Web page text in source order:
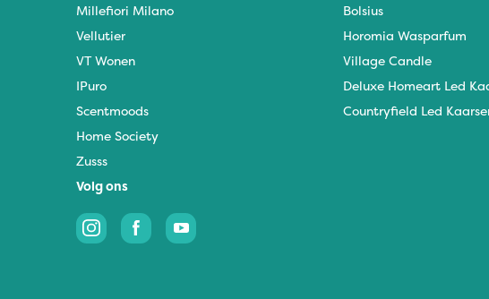
Millefiori Milano
Vellutier
VT Wonen
IPuro
Scentmoods
Home Society
Zusss
Bolsius
Horomia Wasparfum
Village Candle
Deluxe Homeart Led
Countryfield Led
Volg ons